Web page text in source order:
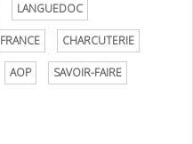
LANGUEDOC
FRANCE CHARCUTERIE
AOP SAVOIR-FAIRE